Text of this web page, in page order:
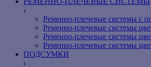
Ременно-плечевые системы с
Ременно-плечевые системы
Ременно-плечевые системы
Ременно-плечевые системы
ПОДСУМКИ